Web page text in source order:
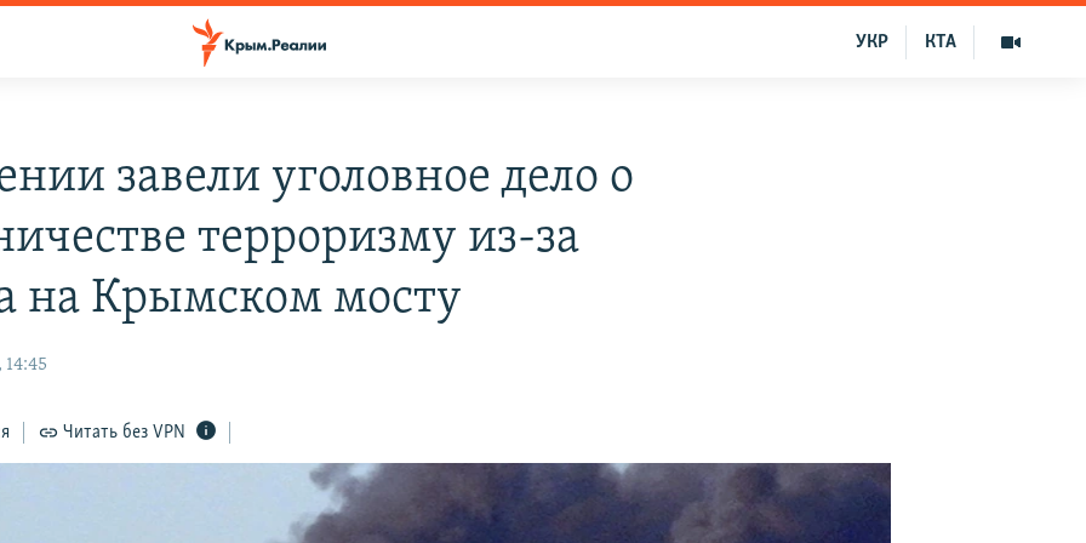
КТА
УКР
завели уголовное дело о
терроризму из-за
на Крымском мосту
14:45
Читать без VPN